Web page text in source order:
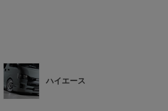
ハイエース